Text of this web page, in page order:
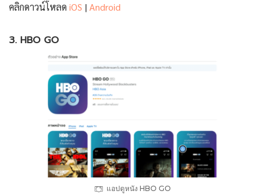
คลิกดาวน์โหลด iOS | Android
3. HBO GO
แอปดูหนัง HBO GO